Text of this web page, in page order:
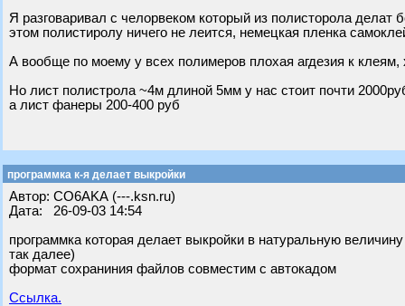
Я разговаривал с челорвеком который из полисторола
этом полистиролу ничего не леится, немецкая пленка
А вообще по моему у всех полимеров плохая агдезия к
Но лист полистрола ~4м длиной 5мм у нас стоит почти
а лист фанеры 200-400 руб
программка к-я делает выкройки
Автор: CO6AKA (---.ksn.ru)
Дата: 26-09-03 14:54
программка которая делает выкройки в натуральную
так далее)
формат сохраниния файлов совместим с автокадом
Ссылка.